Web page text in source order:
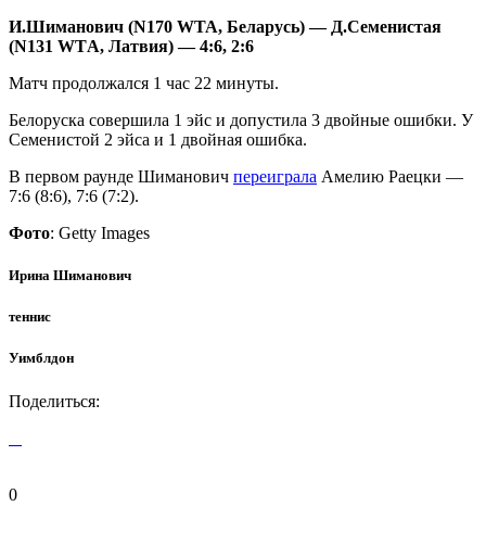
И.Шиманович (N170 WTA, Беларусь) — Д.Семенистая
(N131 WTА, Латвия) — 4:6, 2:6
Матч продолжался 1 час 22 минуты.
Белоруска совершила 1 эйс и допустила 3 двойные ошибки. У
Семенистой 2 эйса и 1 двойная ошибка.
В первом раунде Шиманович переиграла Амелию Раецки —
7:6 (8:6), 7:6 (7:2).
Фото: Getty Images
Ирина Шиманович
теннис
Уимблдон
Поделиться:
0